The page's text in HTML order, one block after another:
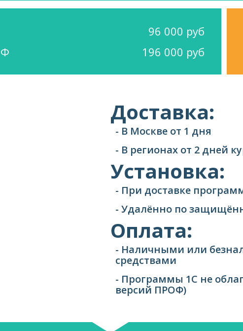
96 000 руб
196 000 руб
Доставка:
- В Москве от 1 дня
- В регионах от 2 дней
Установка:
- При доставке
- Удалённо по
Оплата:
- Наличными или
средствами
- Программы 1С не
версий ПРОФ)